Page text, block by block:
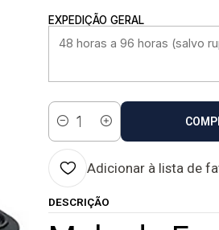
EXPEDIÇÃO GERAL
Quantidade
Adicionar à lista de
DESCRIÇÃO